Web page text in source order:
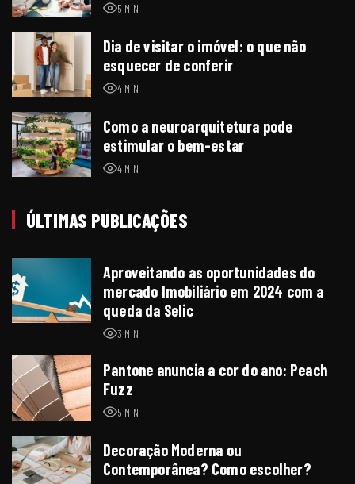
5 MIN
Dia de visitar o imóvel: o que não
esquecer de conferir
4 MIN
Como a neuroarquitetura pode
estimular o bem-estar
4 MIN
ÚLTIMAS PUBLICAÇÕES
Aproveitando as oportunidades do
mercado Imobiliário em 2024 com a
queda da Selic
3 MIN
Pantone anuncia a cor do ano: Peach
Fuzz
5 MIN
Decoração Moderna ou
Contemporânea? Como escolher?